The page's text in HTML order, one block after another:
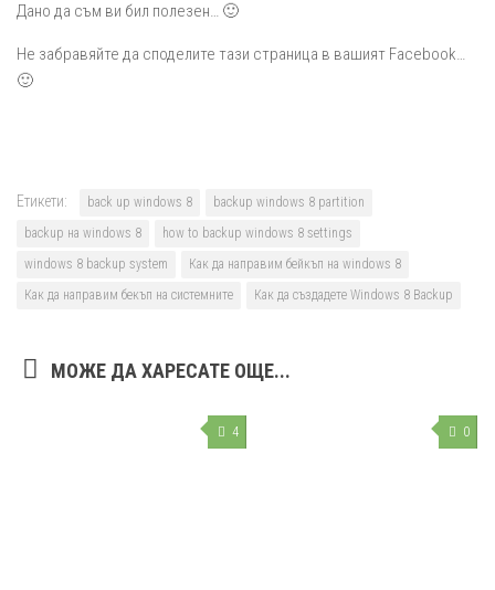
Дано да съм ви бил полезен… 🙂
Не забравяйте да споделите тази страница в вашият Facebook…
🙂
Етикети: back up windows 8
backup windows 8 partition
backup на windows 8
how to backup windows 8 settings
windows 8 backup system
Как да направим бейкъп на windows 8
Как да направим бекъп на системните
Как да създадете Windows 8 Backup
МОЖЕ ДА ХАРЕСАТЕ ОЩЕ...
4 0